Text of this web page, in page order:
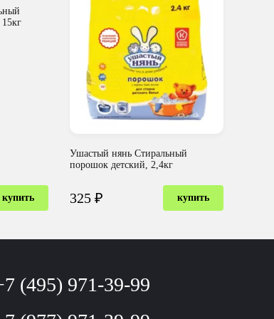
купить
Ушастый нянь Стиральный
порошок детский, 2,4кг
325 ₽ купить
(495) 971-39-99